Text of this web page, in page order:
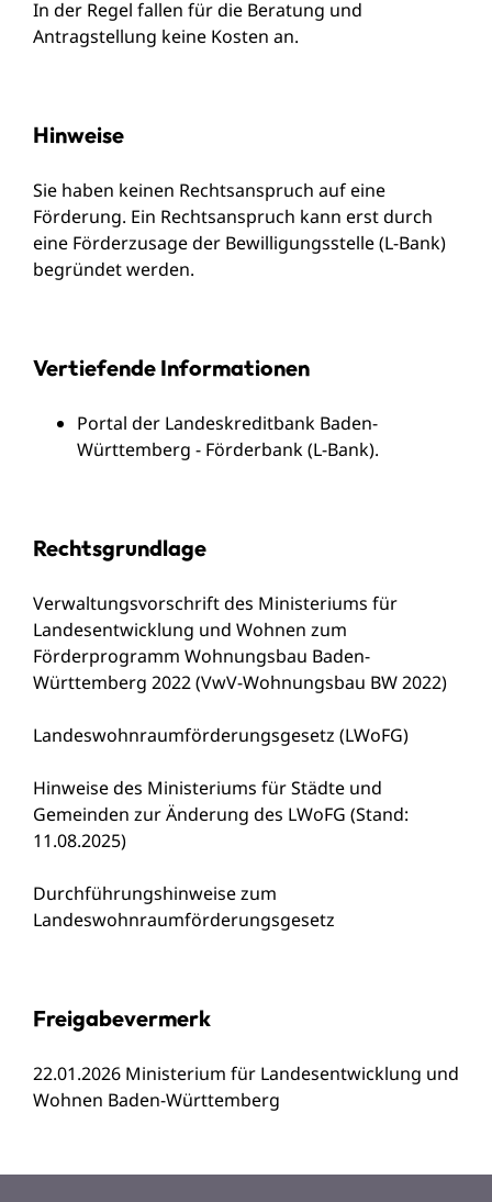
In der Regel fallen für die Beratung und
Antragstellung keine Kosten an.
Hinweise
Sie haben keinen Rechtsanspruch auf eine
Förderung. Ein Rechtsanspruch kann erst durch
eine Förderzusage der Bewilligungsstelle (L-Bank)
begründet werden.
Vertiefende Informationen
Portal der Landeskreditbank Baden-
Württemberg - Förderbank (L-Bank).
Rechtsgrundlage
Verwaltungsvorschrift des Ministeriums für
Landesentwicklung und Wohnen zum
Förderprogramm Wohnungsbau Baden-
Württemberg 2022 (VwV-Wohnungsbau BW 2022)
Landeswohnraumförderungsgesetz (LWoFG)
Hinweise des Ministeriums für Städte und
Gemeinden zur Änderung des LWoFG (Stand:
11.08.2025)
Durchführungshinweise zum
Landeswohnraumförderungsgesetz
Freigabevermerk
22.01.2026 Ministerium für Landesentwicklung und
Wohnen Baden-Württemberg